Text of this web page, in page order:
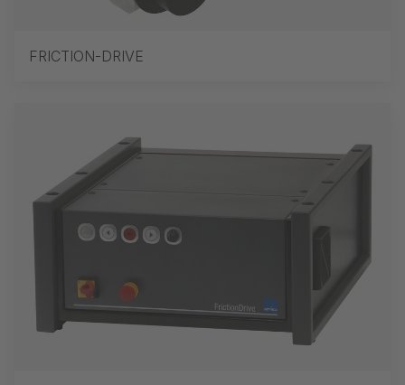
FRICTION-DRIVE